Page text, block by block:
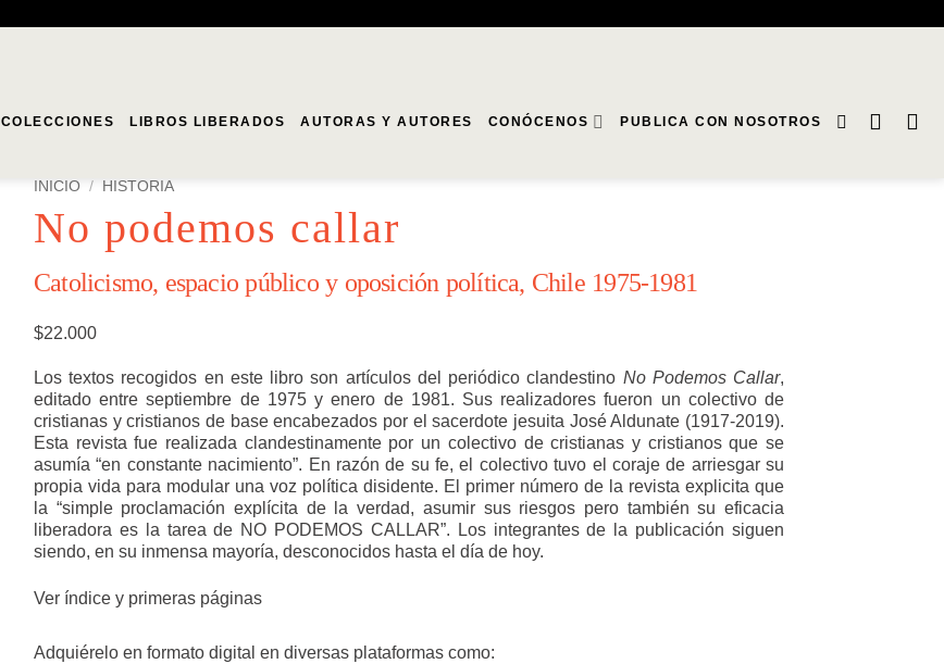
COLECCIONES LIBROS LIBERADOS AUTORAS Y AUTORES CONÓCENOS PUBLICA CON NOSOTROS
INICIO / HISTORIA
No podemos callar
Catolicismo, espacio público y oposición política, Chile 1975-1981
$22.000
Los textos recogidos en este libro son artículos del periódico clandestino No Podemos Callar,
editado entre septiembre de 1975 y enero de 1981. Sus realizadores fueron un colectivo de
cristianas y cristianos de base encabezados por el sacerdote jesuita José Aldunate (1917-2019).
Esta revista fue realizada clandestinamente por un colectivo de cristianas y cristianos que se
asumía “en constante nacimiento”. En razón de su fe, el colectivo tuvo el coraje de arriesgar su
propia vida para modular una voz política disidente. El primer número de la revista explicita que
la “simple proclamación explícita de la verdad, asumir sus riesgos pero también su eficacia
liberadora es la tarea de NO PODEMOS CALLAR”. Los integrantes de la publicación siguen
siendo, en su inmensa mayoría, desconocidos hasta el día de hoy.
Ver índice y primeras páginas
Adquiérelo en formato digital en diversas plataformas como: